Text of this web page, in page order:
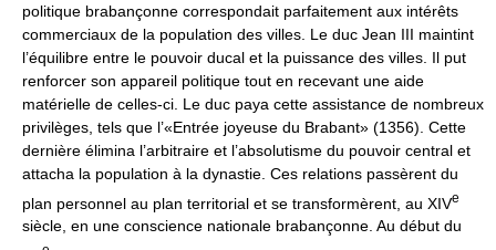
politique brabançonne correspondait parfaitement aux intérêts
commerciaux de la population des villes. Le duc Jean III maintint
l’équilibre entre le pouvoir ducal et la puissance des villes. Il put
renforcer son appareil politique tout en recevant une aide
matérielle de celles-ci. Le duc paya cette assistance de nombreux
privilèges, tels que l’«Entrée joyeuse du Brabant» (1356). Cette
dernière élimina l’arbitraire et l’absolutisme du pouvoir central et
attacha la population à la dynastie. Ces relations passèrent du
plan personnel au plan territorial et se transformèrent, au XIVe
siècle, en une conscience nationale brabançonne. Au début du